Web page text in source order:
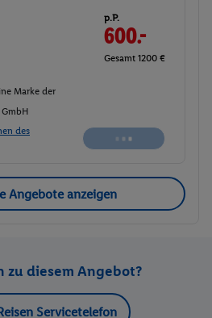
p.P.
600.-
Gesamt 1200 €
Marke der
des
Angebote anzeigen
zu diesem Angebot?
Servicetelefon